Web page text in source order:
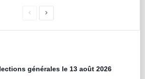
générales le 13 août 2026